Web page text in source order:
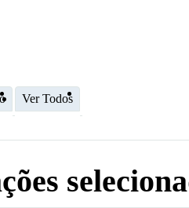
Ver Todos